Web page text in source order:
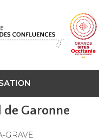
de Garonne
GRAVE